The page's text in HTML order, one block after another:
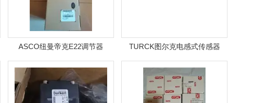
ASCO纽曼帝克E22调节器
E221G021H
TURCK图尔克电感式传感器
Ni100R